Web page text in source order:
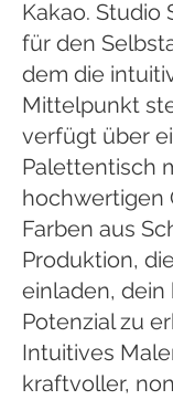
Kakao. Studio
für den
dem die
Mittelpunkt
verfügt über
Palettentisch
hochwertigen
Farben aus
Produktion,
einladen, dein
Potenzial zu
Intuitives
kraftvoller,